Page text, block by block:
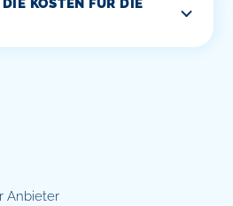
KOSTEN FÜR DIE
Anbieter